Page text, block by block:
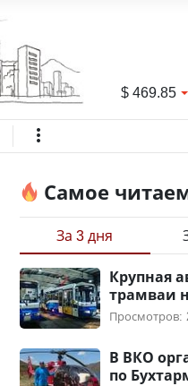
$469.85
Самое
За 3 дня
Крупная
трамваи
Просмотров:
В ВКО
по